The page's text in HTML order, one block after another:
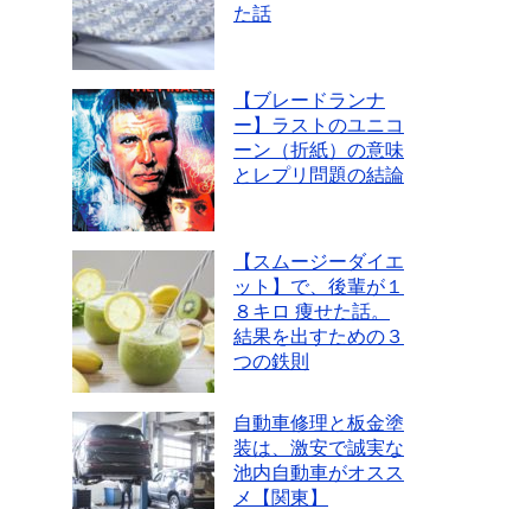
た話
【ブレードランナ
ー】ラストのユニコ
ーン（折紙）の意味
とレプリ問題の結論
【スムージーダイエ
ット】で、後輩が１
８キロ 痩せた話。
結果を出すための３
つの鉄則
自動車修理と板金塗
装は、激安で誠実な
池内自動車がオスス
メ【関東】